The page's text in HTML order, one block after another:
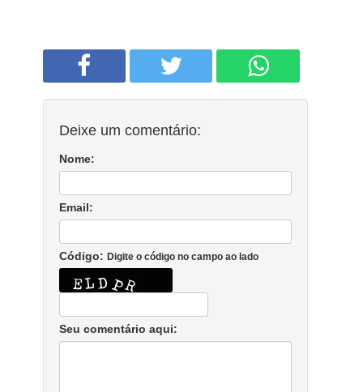
Deixe um comentário:
Nome:
Email:
Código: Digite o código no campo ao lado
Seu comentário aqui: